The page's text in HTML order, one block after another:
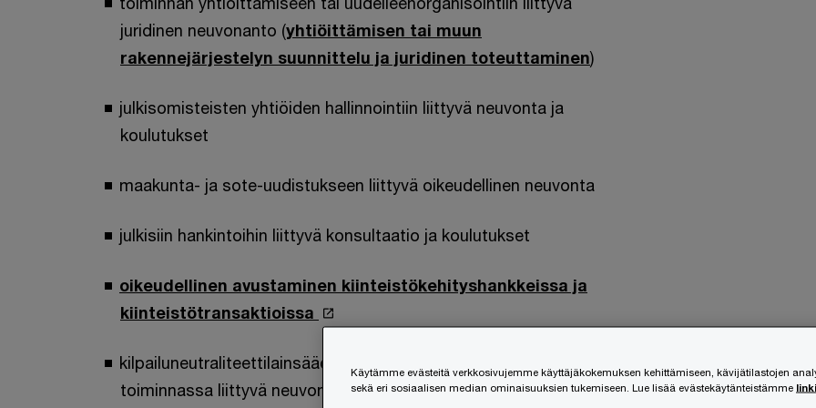
juridinen neuvonanto (yhtiöittämisen tai muun
rakennejärjestelyn suunnittelu ja juridinen toteuttaminen)
julkisomisteisten yhtiöiden hallinnointiin liittyvä neuvonta ja
koulutukset
maakunta- ja sote-uudistukseen liittyvä oikeudellinen neuvonta
julkisiin hankintoihin liittyvä konsultaatio ja koulutukset
oikeudellinen avustaminen kiinteistökehityshankkeissa ja
kiinteistötransaktioissa
kilpailuneutraliteettilainsäädännön huomioimiseen julkisen sektorin
toiminnassa liittyvä neuvonta
Käytämme evästeitä verkkosivujemme käyttäjäkokemuksen kehittämiseen, kävijätilastojen
sekä eri sosiaalisen median ominaisuuksien tukemiseen. Lue lisää evästekäytänteistämme